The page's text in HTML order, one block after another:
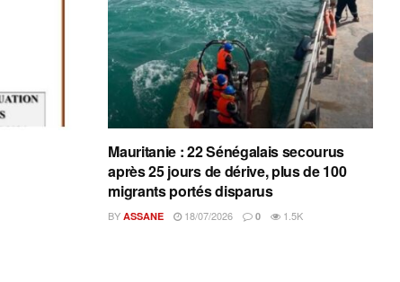
Mauritanie : 22 Sénégalais secourus
après 25 jours de dérive, plus de 100
migrants portés disparus
BY ASSANE 18/07/2026 0 1.5K